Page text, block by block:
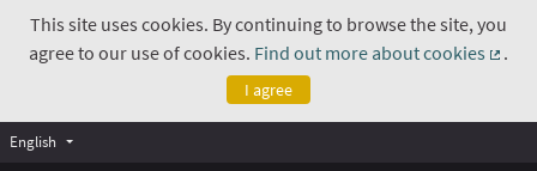
This site uses cookies. By continuing to browse the site, you
agree to our use of cookies. Find out more about cookies
.
I agree
English